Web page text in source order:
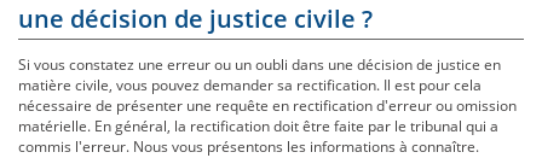
une décision de justice civile ?
Si vous constatez une erreur ou un oubli dans une décision de justice en
matière civile, vous pouvez demander sa rectification. Il est pour cela
nécessaire de présenter une requête en rectification d'erreur ou omission
matérielle. En général, la rectification doit être faite par le tribunal qui a
commis l'erreur. Nous vous présentons les informations à connaître.